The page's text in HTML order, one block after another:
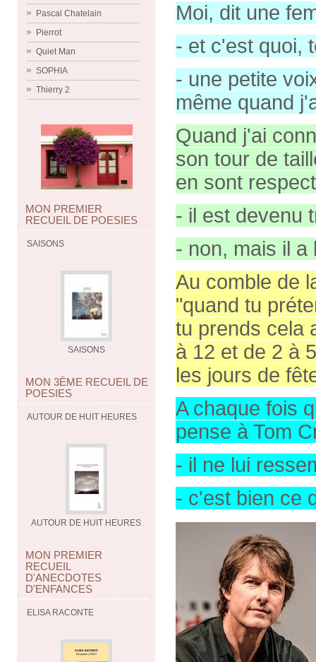
Pascal Chatelain
Pierrot
Quiet Man
SOPHIA
Thierry 2
MON PREMIER
RECUEIL DE POESIES
SAISONS
SAISONS
MON 3ÈME RECUEIL DE
POESIES
AUTOUR DE HUIT HEURES
AUTOUR DE HUIT HEURES
MON PREMIER
RECUEIL
D'ANECDOTES
D'ENFANCES
ELISA RACONTE
Moi, dit une
- et c'est quoi,
- une petite
même quand
Quand j'ai
son tour de
en sont
- il est devenu
- non, mais il a
Au comble de
"quand tu
tu prends cela
à 12 et de 2 à
les jours de
A chaque fois
pense à Tom
- il ne lui
- c'est bien ce